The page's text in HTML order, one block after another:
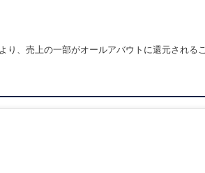
、売上の一部がオールアバウトに還元されるこ